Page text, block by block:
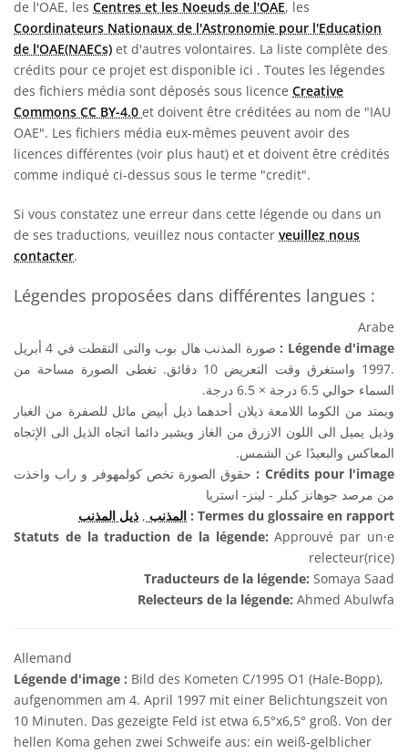
de l'OAE, les Centres et les Noeuds de l'OAE, les
Coordinateurs Nationaux de l'Astronomie pour l'Education
de l'OAE(NAECs) et d'autres volontaires. La liste complète des
crédits pour ce projet est disponible ici . Toutes les légendes
des fichiers média sont déposés sous licence Creative
Commons CC BY-4.0 et doivent être créditées au nom de "IAU
OAE". Les fichiers média eux-mêmes peuvent avoir des
licences différentes (voir plus haut) et et doivent être crédités
comme indiqué ci-dessus sous le terme "credit".
Si vous constatez une erreur dans cette légende ou dans un
de ses traductions, veuillez nous contacter veuillez nous
contacter.
Légendes proposées dans différentes langues :
Arabe
Légende d'image :
صورة المذنب هال بوب والتى التقطت في 4 أبريل
.1997 واستغرق وقت التعريض 10 دقائق. تغطى الصورة مساحة من
السماء حوالي 6.5 درجة × 6.5 درجة.
ويمتد من الكوما اللامعة ذيلان أحدهما ذيل أبيض مائل للصفرة من الغبار
وذيل يميل الى اللون الازرق من الغاز ويشير دائما اتجاه الذيل الى الإتجاه
المعاكس والبعيدًا عن الشمس.
Crédits pour l'image :
حقوق الصورة تخص كولمهوفر و راب واخذت
من مرصد جوهانز كبلر - لينز- استريا
Termes du glossaire en rapport :
المذنب , ذيل المذنب
Statuts de la traduction de la légende: Approuvé par un·e
relecteur(rice)
Traducteurs de la légende: Somaya Saad
Relecteurs de la légende: Ahmed Abulwfa
Allemand
Légende d'image : Bild des Kometen C/1995 O1 (Hale-Bopp),
aufgenommen am 4. April 1997 mit einer Belichtungszeit von
10 Minuten. Das gezeigte Feld ist etwa 6,5°x6,5° groß. Von der
hellen Koma gehen zwei Schweife aus: ein weiß-gelblicher